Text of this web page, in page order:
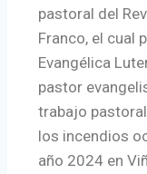
pastoral del
Franco, el cual
Evangélica
pastor
trabajo
los incendios
año 2024 en